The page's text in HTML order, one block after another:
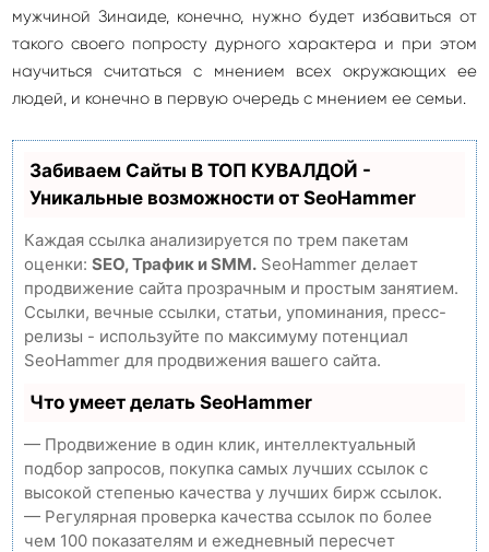
мужчиной Зинаиде, конечно, нужно будет избавиться от
такого своего попросту дурного характера и при этом
научиться считаться с мнением всех окружающих ее
людей, и конечно в первую очередь с мнением ее семьи.
Забиваем Сайты В ТОП КУВАЛДОЙ -
Уникальные возможности от SeoHammer
Каждая ссылка анализируется по трем пакетам
оценки: SEO, Трафик и SMM. SeoHammer делает
продвижение сайта прозрачным и простым занятием.
Ссылки, вечные ссылки, статьи, упоминания, пресс-
релизы - используйте по максимуму потенциал
SeoHammer для продвижения вашего сайта.
Что умеет делать SeoHammer
— Продвижение в один клик, интеллектуальный
подбор запросов, покупка самых лучших ссылок с
высокой степенью качества у лучших бирж ссылок.
— Регулярная проверка качества ссылок по более
чем 100 показателям и ежедневный пересчет